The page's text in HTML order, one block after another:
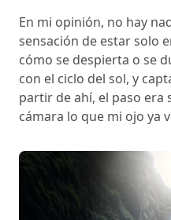
En mi opinión, no hay
sensación de estar solo
cómo se despierta o se
con el ciclo del sol, y
partir de ahí, el paso era
cámara lo que mi ojo ya